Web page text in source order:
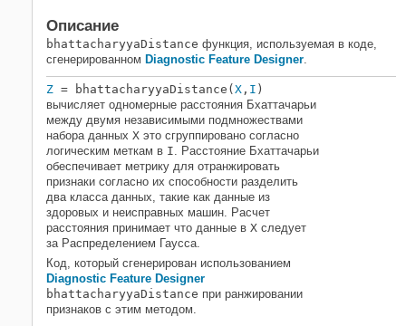
bhattacharyyaDistance
НА ЭТОЙ СТРАНИЦЕ
Описание
Входные параметры
Выходные аргументы
Ссылки
Смотрите также
Описание
bhattacharyyaDistance функция, используемая в коде,
сгенерированном Diagnostic Feature Designer.
Z = bhattacharyyaDistance( X , I )
вычисляет одномерные расстояния Бхаттачарьи
между двумя независимыми подмножествами
набора данных X это сгруппировано согласно
логическим меткам в I. Расстояние Бхаттачарьи
обеспечивает метрику для отранжировать
признаки согласно их способности разделить
два класса данных, такие как данные из
здоровых и неисправных машин. Расчет
расстояния принимает что данные в X следует
за Распределением Гаусса.
Код, который сгенерирован использованием
Diagnostic Feature Designer
bhattacharyyaDistance при ранжировании
признаков с этим методом.